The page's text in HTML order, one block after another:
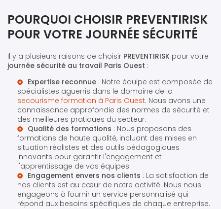
POURQUOI CHOISIR PREVENTIRISK
POUR VOTRE JOURNÉE SÉCURITÉ
Il y a plusieurs raisons de choisir PREVENTIRISK pour votre
journée sécurité au travail Paris Ouest :
Expertise reconnue : Notre équipe est composée de
spécialistes aguerris dans le domaine de la
secourisme formation à Paris Ouest. Nous avons une
connaissance approfondie des normes de sécurité et
des meilleures pratiques du secteur.
Qualité des formations : Nous proposons des
formations de haute qualité, incluant des mises en
situation réalistes et des outils pédagogiques
innovants pour garantir l'engagement et
l'apprentissage de vos équipes.
Engagement envers nos clients : La satisfaction de
nos clients est au cœur de notre activité. Nous nous
engageons à fournir un service personnalisé qui
répond aux besoins spécifiques de chaque entreprise.